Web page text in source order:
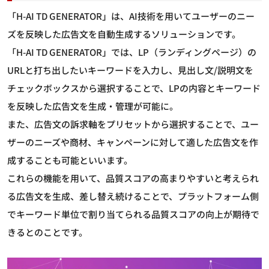
「H-AI TD GENERATOR」は、AI技術を用いてユーザーのニー
ズを反映した広告文を自動生成するソリューションです。
「H-AI TD GENERATOR」では、LP（ランディングページ）の
URLと打ち出したいキーワードを入力し、見出し文/説明文を
チェックボックスから選択することで、LPの内容とキーワード
を反映した広告文を生成・管理が可能に。
また、広告文の訴求軸をプリセットから選択することで、ユー
ザーのニーズや商材、キャンペーンに対して適した広告文を作
成することも可能といいます。
これらの機能を用いて、品質スコアの高まりやすいと考えられ
る広告文を生成、差し替え続けることで、プラットフォーム側
でキーワード単位で割り当てられる品質スコアの向上が期待で
きるとのことです。